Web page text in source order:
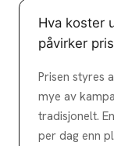
Hva koster
påvirker
Prisen styres
mye av
tradisjonelt.
per dag enn